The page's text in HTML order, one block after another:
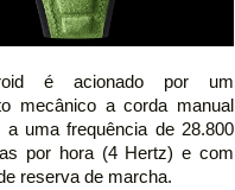
é acionado por um
mecânico a corda manual
a uma frequência de 28.800
por hora (4 Hertz) e com
reserva de marcha.